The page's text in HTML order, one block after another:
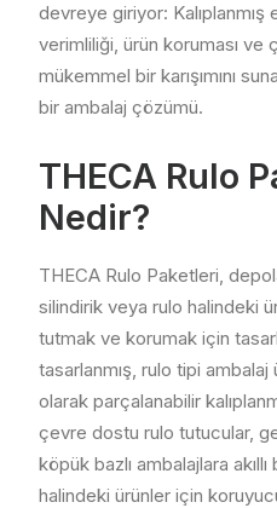
devreye giriyor:
verimliliği, ürün koruması ve
mükemmel bir karışımını
bir ambalaj çözümü.
THECA Rulo
Nedir?
THECA Rulo Paketleri,
silindirik veya rulo halindeki
tutmak ve korumak için
tasarlanmış, rulo tipi
olarak parçalanabilir
çevre dostu rulo tutucular,
köpük bazlı ambalajlara
halindeki ürünler için